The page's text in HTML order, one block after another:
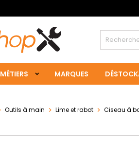
MÉTIERS MARQUES
Outils à main Lime et rabot Ciseau á